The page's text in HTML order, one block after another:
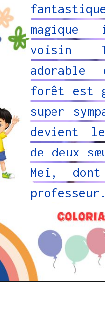
magique
voisin
forêt est
super
devient
de deux
Mei,
professeur.
magique
voisin
forêt est
super
devient
de deux
Mei,
professeur.